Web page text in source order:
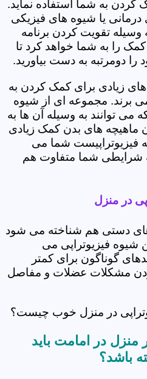
کردن به شما استفاده نماید.
درمانی یا شیوه های فیزیکی
تقویت کردن برنامه
را به شما خواهد کرد تا
دومرتبه به دست بیاورید.
زیادی برای کمک کردن به
برند. مجموعه ای از شیوه
توانند به وسیله آن ها به
ماهیچه های بدن کمک زیادی
فیزیوتراپیست شما می
شرایطی شما متفاوت هم
در منزل
های دستی هم شناخته می شود
شیوه فیزیوتراپی می
گوناگون برای کمتر
مشکلات عضلات و مفاصل
در منزل خوب چیست؟
منزل در امامت باید
باشد؟